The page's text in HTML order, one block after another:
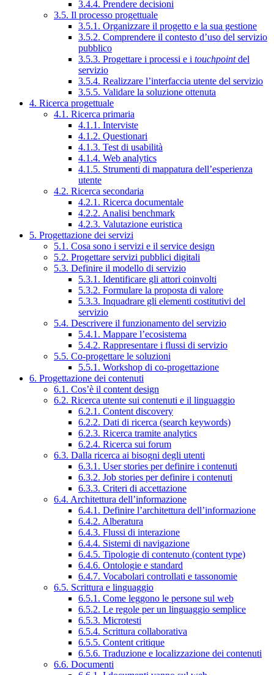
3.4.4. Prendere decisioni
3.5. Il processo progettuale
3.5.1. Organizzare il progetto e la sua gestione
3.5.2. Comprendere il contesto d’uso del servizio
pubblico
3.5.3. Progettare i processi e i touchpointdel
servizio
3.5.4. Realizzare l’interfaccia utente del servizio
3.5.5. Validare la soluzione ottenuta
4. Ricerca progettuale
4.1. Ricerca primaria
4.1.1. Interviste
4.1.2. Questionari
4.1.3. Test di usabilità
4.1.4. Web analytics
4.1.5. Strumenti di mappatura dell’esperienza
utente
4.2. Ricerca secondaria
4.2.1. Ricerca documentale
4.2.2. Analisi benchmark
4.2.3. Valutazione euristica
5. Progettazione dei servizi
5.1. Cosa sono i servizi e il service design
5.2. Progettare servizi pubblici digitali
5.3. Definire il modello di servizio
5.3.1. Identificare gli attori coinvolti
5.3.2. Formulare la proposta di valore
5.3.3. Inquadrare gli elementi costitutivi del
servizio
5.4. Descrivere il funzionamento del servizio
5.4.1. Mappare l’ecosistema
5.4.2. Rappresentare i flussi di servizio
5.5. Co-progettare le soluzioni
5.5.1. Workshop di co-progettazione
6. Progettazione dei contenuti
6.1. Cos’è il content design
6.2. Ricerca utente sui contenuti e il linguaggio
6.2.1. Content discovery
6.2.2. Dati di ricerca (search keywords)
6.2.3. Ricerca tramite analytics
6.2.4. Ricerca sui forum
6.3. Dalla ricerca ai bisogni degli utenti
6.3.1. User stories per definire i contenuti
6.3.2. Job stories per definire i contenuti
6.3.3. Criteri di accettazione
6.4. Architettura dell’informazione
6.4.1. Definire l’architettura dell’informazione
6.4.2. Alberatura
6.4.3. Flussi di interazione
6.4.4. Sistemi di navigazione
6.4.5. Tipologie di contenuto (content type)
6.4.6. Ontologie e standard
6.4.7. Vocabolari controllati e tassonomie
6.5. Scrittura e linguaggio
6.5.1. Come leggono le persone sul web
6.5.2. Le regole per un linguaggio semplice
6.5.3. Microtesti
6.5.4. Scrittura collaborativa
6.5.5. Content critique
6.5.6. Traduzione e localizzazione dei contenuti
6.6. Documenti